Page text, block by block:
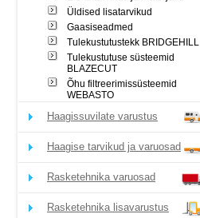
Üldised lisatarvikud
Gaasiseadmed
Tulekustutustekk BRIDGEHILL
Tulekustutuse süsteemid
BLAZECUT
Õhu filtreerimissüsteemid
WEBASTO
Haagissuvilate varustus
Haagise tarvikud ja varuosad
Rasketehnika varuosad
Rasketehnika lisavarustus